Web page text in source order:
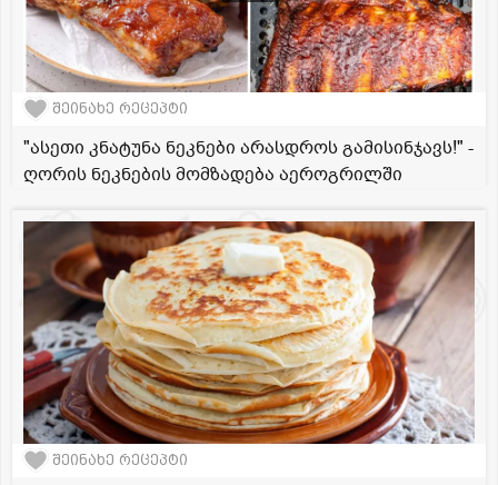
შეინახე რეცეპტი
"ასეთი კნატუნა ნეკნები არასდროს გამისინჯავს!" -
ღორის ნეკნების მომზადება აეროგრილში
შეინახე რეცეპტი